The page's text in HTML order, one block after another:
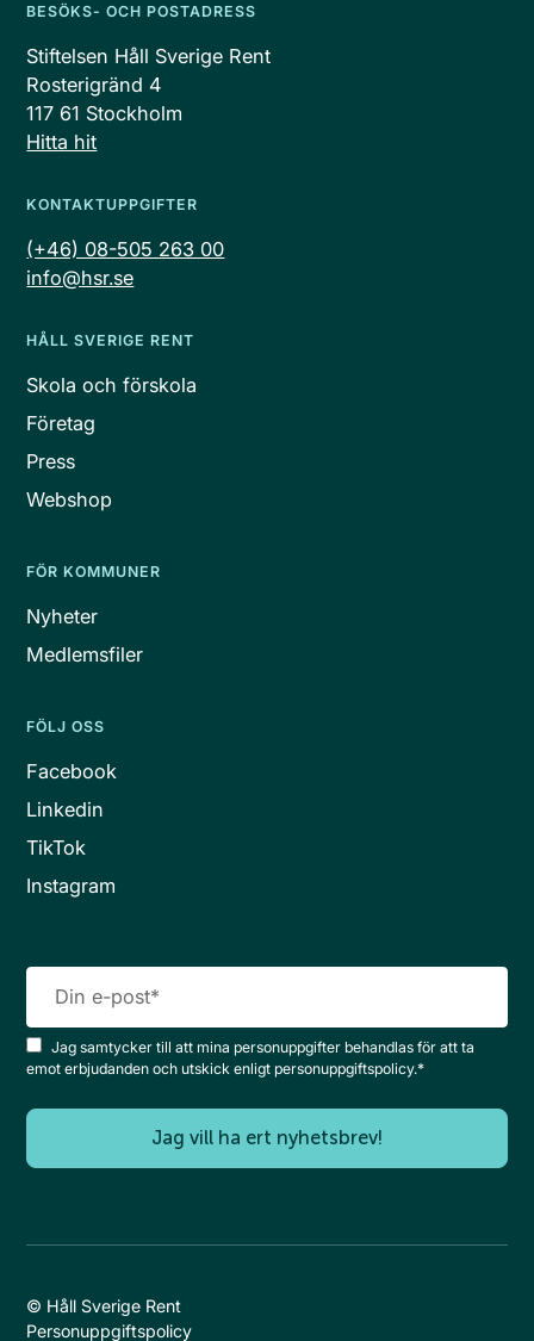
BESÖKS- OCH POSTADRESS
Stiftelsen Håll Sverige Rent
Rosterigränd 4
117 61 Stockholm
Hitta hit
KONTAKTUPPGIFTER
(+46) 08-505 263 00
info@hsr.se
HÅLL SVERIGE RENT
Skola och förskola
Företag
Press
Webshop
FÖR KOMMUNER
Nyheter
Medlemsfiler
FÖLJ OSS
Facebook
Linkedin
TikTok
Instagram
Jag samtycker till att mina personuppgifter behandlas för att ta
emot erbjudanden och utskick enligt personuppgiftspolicy.*
© Håll Sverige Rent
Personuppgiftspolicy